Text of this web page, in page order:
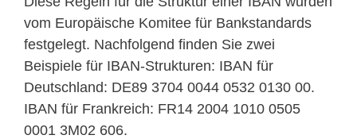
vom Europäische Komitee für Bankstandards
festgelegt. Nachfolgend finden Sie zwei
Beispiele für IBAN-Strukturen: IBAN für
Deutschland: DE89 3704 0044 0532 0130 00.
IBAN für Frankreich: FR14 2004 1010 0505
0001 3M02 606.